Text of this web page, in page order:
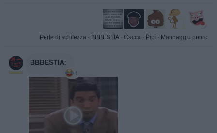
Perle di schifezza · BBBESTIA · Cacca · Pipì · Mannagg u puorc
BBBESTIA:
4